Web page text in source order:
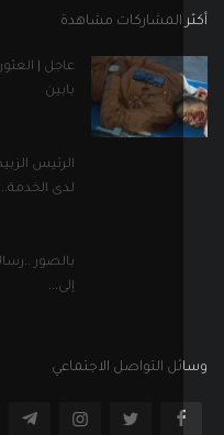
المشاركات مشاهدة
عاجل | العثور على
بابين
لدى الخدمة...
بالصور ..رسالة من
التواصل الاجتماعي